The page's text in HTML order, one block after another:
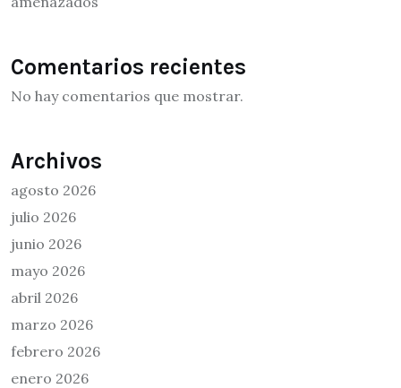
Comentarios recientes
No hay comentarios que mostrar.
Archivos
agosto 2026
julio 2026
junio 2026
mayo 2026
abril 2026
marzo 2026
febrero 2026
enero 2026